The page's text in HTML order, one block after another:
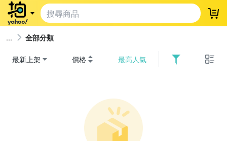
登
全部分類
最新上架 價格 最高人氣